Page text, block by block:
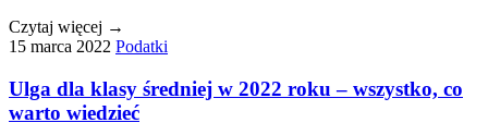
Czytaj więcej →
15 marca 2022 Podatki
Ulga dla klasy średniej w 2022 roku – wszystko, co
warto wiedzieć